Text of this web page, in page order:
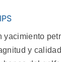
yacimiento
y